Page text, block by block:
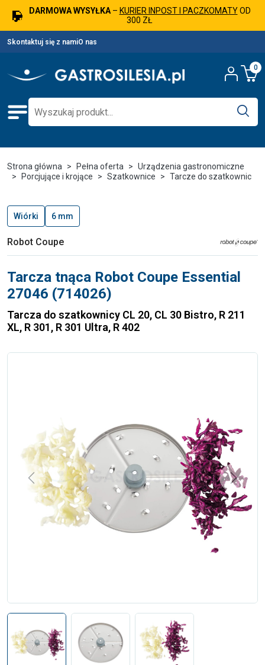
DARMOWA WYSYŁKA– KURIER INPOST I PACZKOMATYOD
300 ZŁ
Skontaktuj się z namiO nas
0
Strona główna Pełna oferta
Urządzenia gastronomiczne
Porcjujące i krojące
Szatkownice Tarcze do szatkownic
Wiórki 6 mm
Robot Coupe
Tarcza tnąca Robot Coupe Essential
27046 (714026)
Tarcza do szatkownicy CL 20, CL 30 Bistro, R 211
XL, R 301, R 301 Ultra, R 402
Previous Next